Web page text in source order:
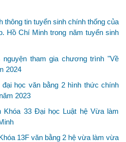
thông tin tuyển sinh chính thống của
Hồ Chí Minh trong năm tuyển sinh
nguyện tham gia chương trình "Về
2024
đại học văn bằng 2 hình thức chính
2023
Khóa 33 Đại học Luật hệ Vừa làm
13F văn bằng 2 hệ vừa làm vừa